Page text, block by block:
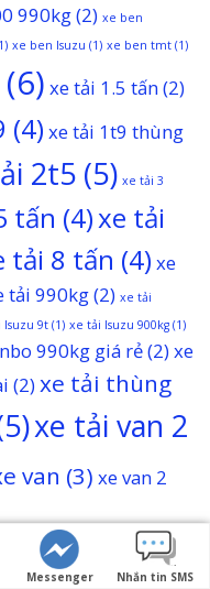
990kg(2) xe ben
xe ben Isuzu (1) xe ben tmt (1)
(6) xe tải 1.5 tấn(2)
(4) xe tải 1t9 thùng
2t5 (5) xe tải 3
tấn (4)xe tải
tải 8 tấn (4) xe
tải 990kg(2) xe tải
Isuzu 9t (1) xe tải Isuzu 900kg (1)
990kg giá rẻ(2) xe
(2) xe tải thùng
xe tải van 2
van (3) xe van 2
Messenger Nhắn tin SMS